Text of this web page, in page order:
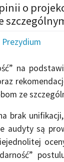
o
na
ze
brak
audyty są